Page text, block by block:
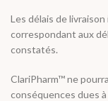
Les délais de
correspondant aux
constatés.
ClariPharm™ ne
conséquences dues